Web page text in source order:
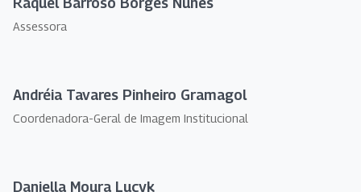
Assessora
Andréia Tavares Pinheiro Gramagol
Coordenadora-Geral de Imagem Institucional
Daniella Moura Lucyk